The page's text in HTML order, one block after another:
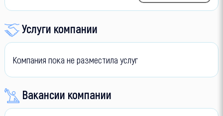
Услуги компании
Компания пока не разместила услуг
Вакансии компании